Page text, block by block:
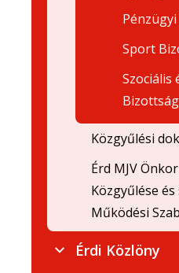
Sport
Szociális
Bizottság
Közgyűlési
Érd MJV
Közgyűlése
Működési
Érdi Közlöny